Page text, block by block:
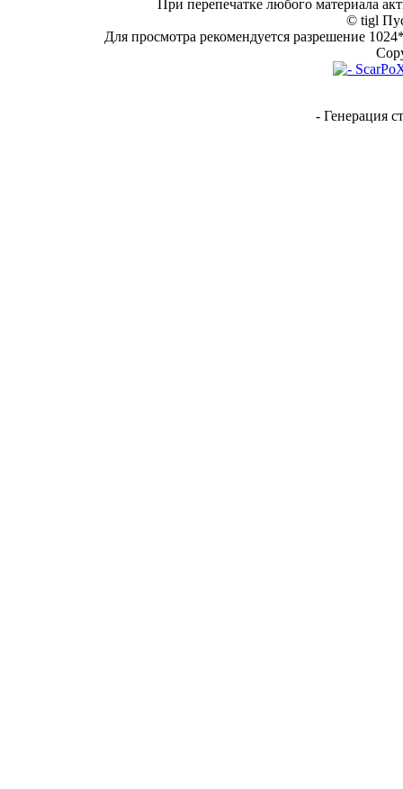
При перепечатке любого материала
© tigl
Для просмотра рекомендуется разрешение
- Генерация